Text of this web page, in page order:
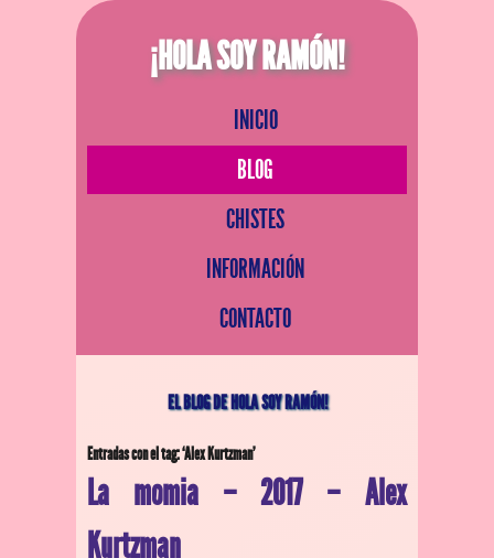
¡HOLA SOY RAMÓN!
INICIO
BLOG
CHISTES
INFORMACIÓN
CONTACTO
EL BLOG DE HOLA SOY RAMÓN!
Entradas con el tag: ‘Alex Kurtzman’
La momia – 2017 – Alex
Kurtzman